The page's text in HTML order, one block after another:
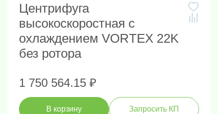
Центрифуга
высокоскоростная с
охлаждением VORTEX 22K
без ротора
1 750 564.15 ₽
В корзину Запросить КП